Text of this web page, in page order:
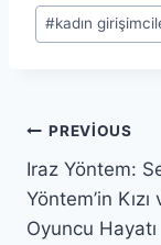
#kadın
Yazı
PREVIOUS
Iraz Yöntem:
Yöntem’in Kızı
Oyuncu Hayatı